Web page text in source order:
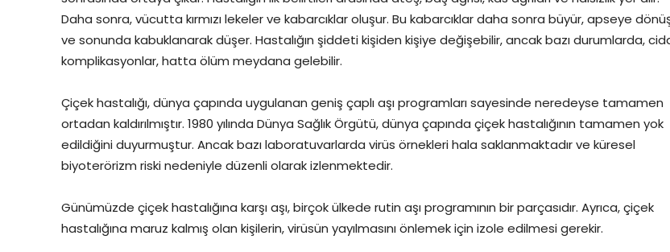
Daha sonra, vücutta kırmızı lekeler ve kabarcıklar oluşur. Bu kabarcıklar daha sonra büyür, apseye
ve sonunda kabuklanarak düşer. Hastalığın şiddeti kişiden kişiye değişebilir, ancak bazı durumlarda,
komplikasyonlar, hatta ölüm meydana gelebilir.
Çiçek hastalığı, dünya çapında uygulanan geniş çaplı aşı programları sayesinde neredeyse tamamen
ortadan kaldırılmıştır. 1980 yılında Dünya Sağlık Örgütü, dünya çapında çiçek hastalığının tamamen yok
edildiğini duyurmuştur. Ancak bazı laboratuvarlarda virüs örnekleri hala saklanmaktadır ve küresel
biyoterörizm riski nedeniyle düzenli olarak izlenmektedir.
Günümüzde çiçek hastalığına karşı aşı, birçok ülkede rutin aşı programının bir parçasıdır. Ayrıca, çiçek
hastalığına maruz kalmış olan kişilerin, virüsün yayılmasını önlemek için izole edilmesi gerekir.